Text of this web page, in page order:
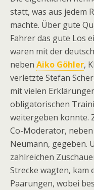
statt, was aus jedem
machte. Über gute
Fahrer das gute Los
waren mit der
neben Aiko Göhler,
verletzte Stefan
mit vielen
obligatorischen
weitergeben konnte.
Co-Moderator,
Neumann, gegeben.
zahlreichen
Strecke wagten, kam
Paarungen, wobei